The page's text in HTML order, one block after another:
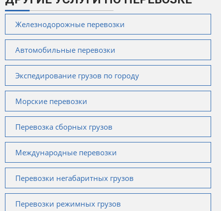
Железнодорожные перевозки
Автомобильные перевозки
Экспедирование грузов по городу
Морские перевозки
Перевозка сборных грузов
Международные перевозки
Перевозки негабаритных грузов
Перевозки режимных грузов